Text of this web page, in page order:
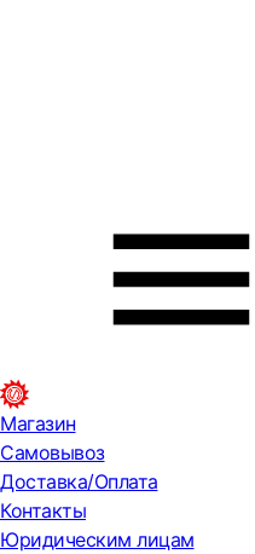
Магазин
Самовывоз
Доставка/Оплата
Контакты
Юридическим лицам